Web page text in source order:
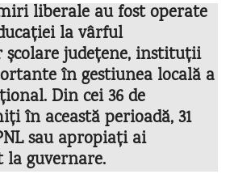
liberale au fost operate
la vârful
școlare județene, instituții
în gestiunea locală a
Din cei 36 de
în această perioadă, 31
sau apropiați ai
guvernare.